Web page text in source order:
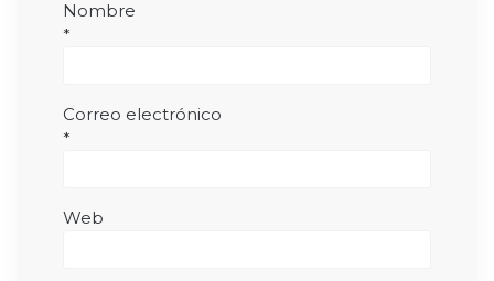
Nombre
*
Correo electrónico
*
Web